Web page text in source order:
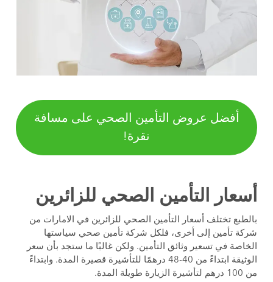
أفضل عروض التأمين الصحي على مسافة
نقرة!
أسعار التأمين الصحي للزائرين
بالطبع تختلف أسعار التأمين الصحي للزائرين في الامارات من
شركة تأمين إلى أخرى، فلكل شركة تأمين صحي سياستها
الخاصة في تسعير وثائق التأمين. ولكن غالبًا ما ستجد بأن سعر
الوثيقة ابتداءً من 40-48 درهمًا للتأشيرة قصيرة المدة. وابتداءً
من 100 درهم لتأشيرة الزيارة طويلة المدة.